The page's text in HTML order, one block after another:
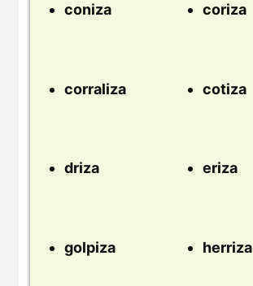
coniza coriza
corraliza cotiza
driza eriza
golpiza herriza